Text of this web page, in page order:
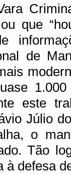
que
de
1.000
este
Júlio
o
Tão
à defesa